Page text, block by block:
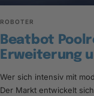
ROBOTER
Beatbot
Erweiterung
Wer sich intensiv mit
Der Markt entwickelt